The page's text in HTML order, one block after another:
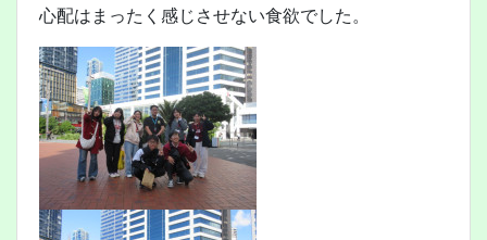
心配はまったく感じさせない食欲でした。